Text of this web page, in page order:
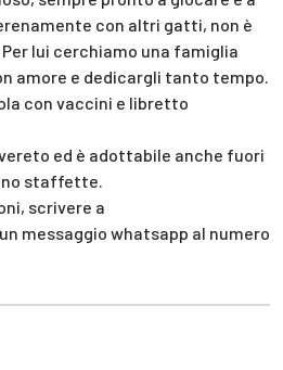
con altri gatti, non è
lui cerchiamo una famiglia
amore e dedicargli tanto tempo.
con vaccini e libretto
ed è adottabile anche fuori
staffette.
scrivere a
messaggio whatsapp al numero